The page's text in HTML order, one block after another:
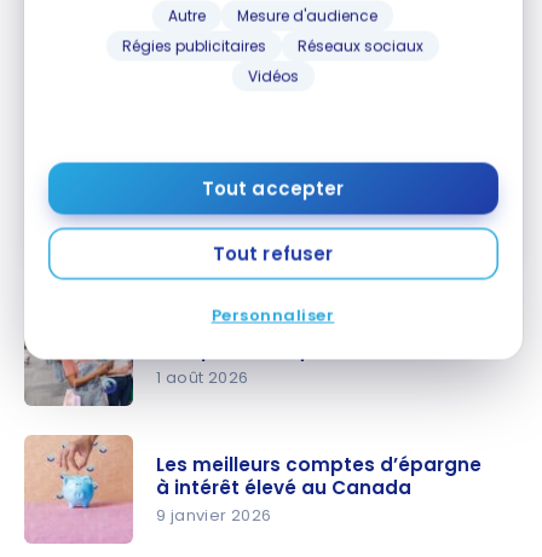
Autre
Mesure d'audience
Régies publicitaires
Réseaux sociaux
Vidéos
Tout accepter
Tout refuser
Personnaliser
Jusqu’à 600 $ de remise en
argent
Comparer
Jusqu’à 600 $ de remise en
Comparer
meilleures
offres de
comptes-
chèques –
Les 5 meilleures offres de
1 août 2026
Les meilleurs comptes d’épargne
à intérêt élevé au Canada
9 janvier 2026